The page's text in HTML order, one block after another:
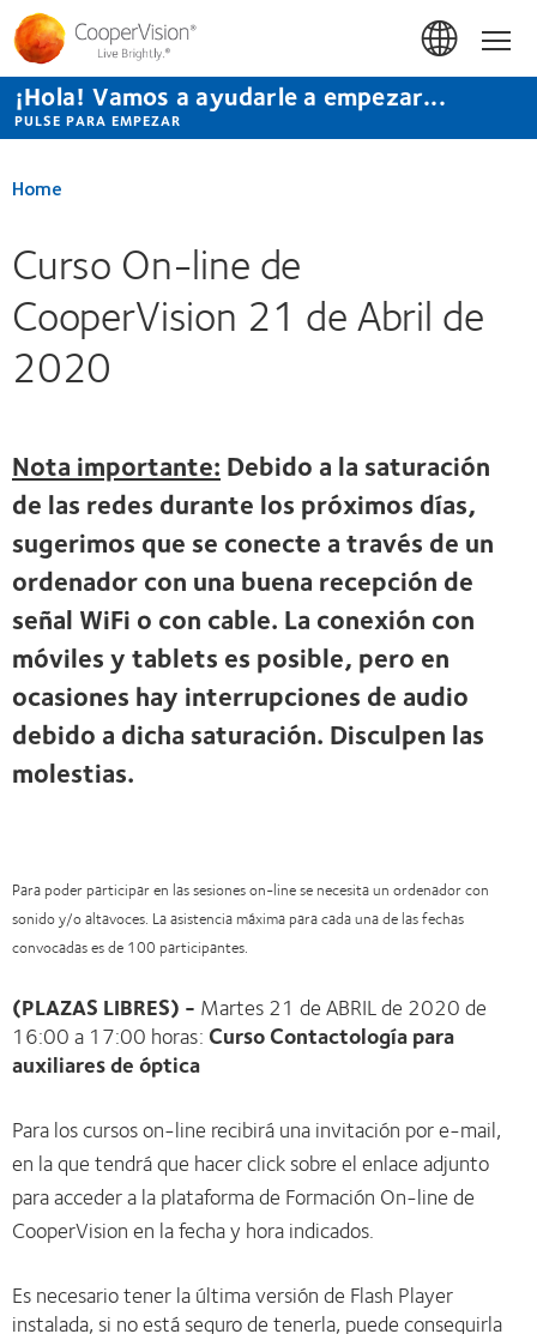
Pasar
contenido
principal
¡Hola! Vamos a ayudarle a empezar...
PULSE PARA EMPEZAR
Home
Curso On-line de
CooperVision 21 de Abril de
2020
Nota importante: Debido a la saturación
de las redes durante los próximos días,
sugerimos que se conecte a través de un
ordenador con una buena recepción de
señal WiFi o con cable. La conexión con
móviles y tablets es posible, pero en
ocasiones hay interrupciones de audio
debido a dicha saturación. Disculpen las
molestias.
Para poder participar en las sesiones on-line se necesita un ordenador con
sonido y/o altavoces. La asistencia máxima para cada una de las fechas
convocadas es de 100 participantes.
(PLAZAS LIBRES) - Martes 21 de ABRIL de 2020 de
16:00 a 17:00 horas:Curso Contactología para
auxiliares de óptica
Para los cursos on-line recibirá una invitación por e-mail,
en la que tendrá que hacer click sobre el enlace adjunto
para acceder a la plataforma de Formación On-line de
CooperVision en la fecha y hora indicados.
Es necesario tener la última versión de Flash Player
instalada, si no está seguro de tenerla, puede conseguirla